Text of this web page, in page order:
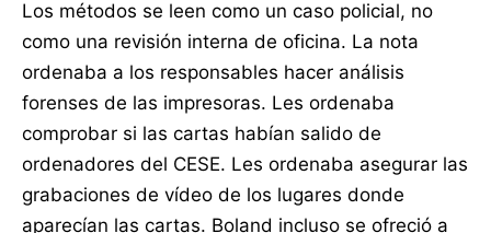
Los métodos se leen como un caso policial, no
como una revisión interna de oficina. La nota
ordenaba a los responsables hacer análisis
forenses de las impresoras. Les ordenaba
comprobar si las cartas habían salido de
ordenadores del CESE. Les ordenaba asegurar las
grabaciones de vídeo de los lugares donde
aparecían las cartas. Boland incluso se ofreció a